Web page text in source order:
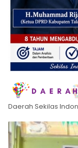
Daerah Sekilas